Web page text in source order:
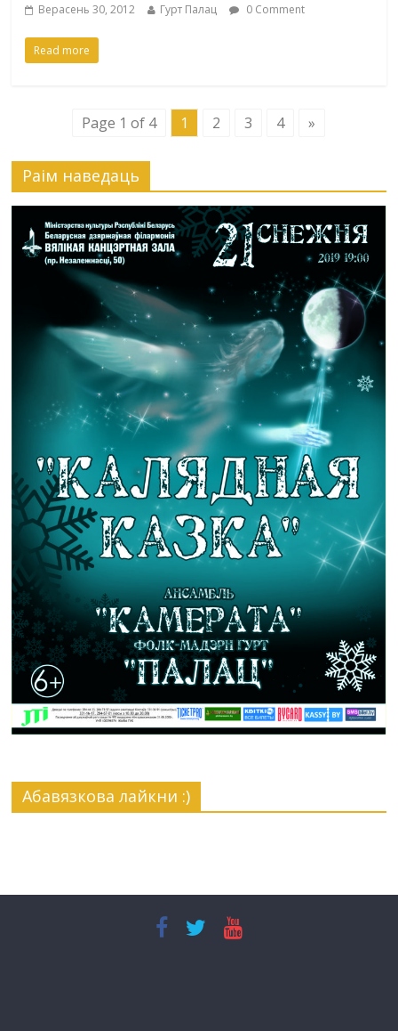
Верасень 30, 2012 Гурт Палац 0 Comment
Read more
Page 1 of 4 1 2 3 4 »
Раiм наведаць
Абавязкова лайкни :)